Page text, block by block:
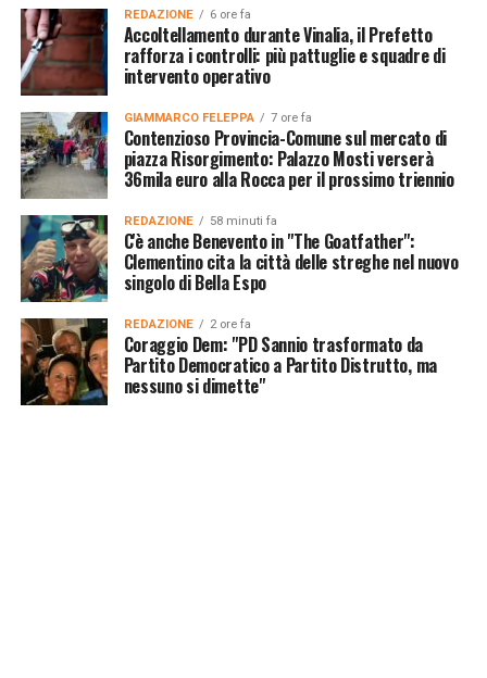
REDAZIONE 6 ore fa
Accoltellamento durante Vinalia, il Prefetto
rafforza i controlli: più pattuglie e squadre di
intervento operativo
GIAMMARCO FELEPPA 7 ore fa
Contenzioso Provincia-Comune sul mercato di
piazza Risorgimento: Palazzo Mosti verserà
36mila euro alla Rocca per il prossimo triennio
REDAZIONE 58 minuti fa
C'è anche Benevento in "The Goatfather":
Clementino cita la città delle streghe nel nuovo
singolo di Bella Espo
REDAZIONE 2 ore fa
Coraggio Dem: "PD Sannio trasformato da
Partito Democratico a Partito Distrutto, ma
nessuno si dimette"